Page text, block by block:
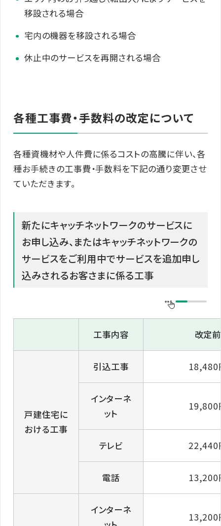
移設される場合
宅内の機器を移設される場合
休止中のサービスを再開される場合
各種工事費・手数料の改定について
各種資機材や人件費に係るコストの高騰に伴い、各
種お手続きの工事費・手数料を下記の通り変更させ
ていただきます。
新たにキャッチネットワークのサービスに
お申し込み、またはキャッチネットワークの
サービスをご利用中でサービスを追加申し
込みされるお客さまに係る工事
工事内容 改定前
戸建住宅に
おける工事
引込工事 18,480
インターネ
ット
19,800
テレビ 22,440
電話 13,200
インターネ
13,200